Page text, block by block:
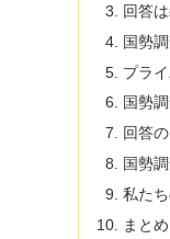
回答
国勢
プラ
国勢
回答
国勢
私た
まとめ